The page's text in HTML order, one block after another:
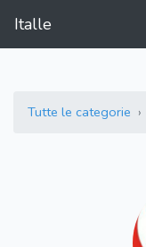
Italle
Tutte le categorie